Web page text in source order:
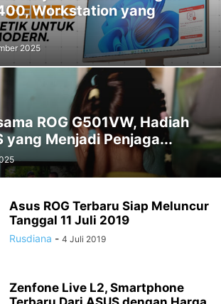
Workstation yang
2025
ROG G501VW, Hadiah
yang Menjadi Penjaga...
Asus ROG Terbaru Siap Meluncur
Tanggal 11 Juli 2019
Rusdiana - 4 Juli 2019
Zenfone Live L2, Smartphone